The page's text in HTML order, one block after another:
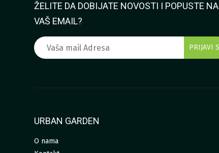
ŽELITE DA DOBIJATE NOVOSTI I POPUSTE NA
VAŠ EMAIL?
URBAN GARDEN
O nama